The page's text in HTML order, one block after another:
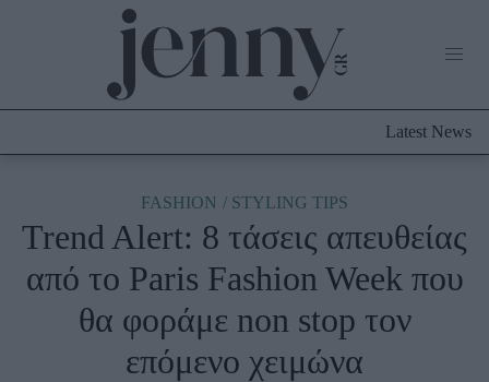
Culture
Fashion
Shopping
Styling Tips
Latest News
FASHION STYLING TIPS
Trend Alert: 8 τάσεις απευθείας
από το Paris Fashion Week που
θα φοράμε non stop τον
επόμενο χειμώνα